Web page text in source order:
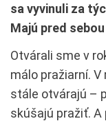
sa vyvinuli za
Majú pred
Otvárali sme v
málo pražiarní.
stále otvárajú –
skúšajú pražiť.